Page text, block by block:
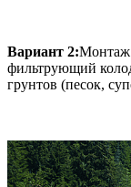
Вариант 2:Монтаж
фильтрующий
грунтов (песок,